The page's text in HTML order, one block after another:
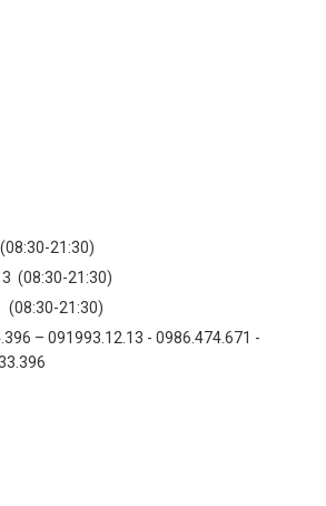
(08:30-21:30)
(08:30-21:30)
(08:30-21:30)
– 091993.12.13 - 0986.474.671 -